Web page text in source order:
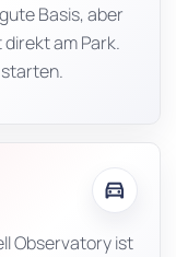
Basis, aber
am Park.
directions_car
Observatory ist